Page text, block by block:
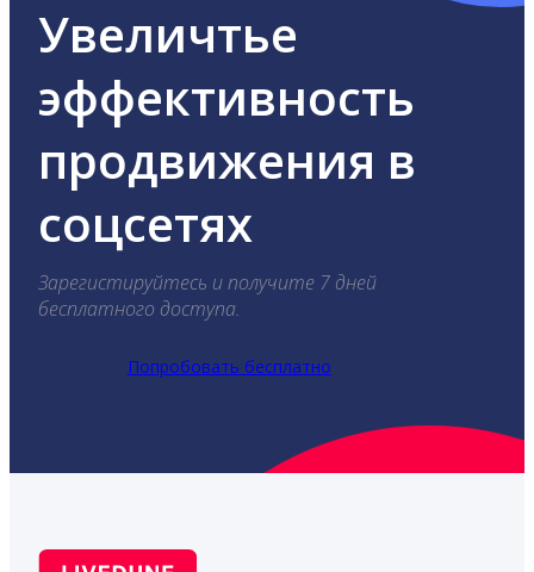
Увеличтье
эффективность
продвижения в
соцсетях
Зарегистируйтесь и получите 7 дней
бесплатного доступа.
Попробовать бесплатно